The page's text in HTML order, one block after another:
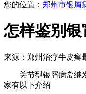
您的位置： 郑州市银屑
怎样鉴别银
来源：郑州治疗牛皮癣
关节型银屑病常继发
家有以下介绍